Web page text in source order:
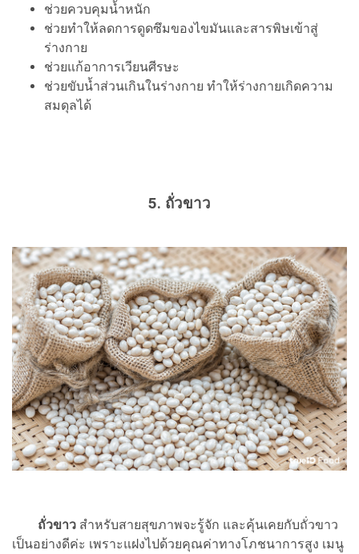
ช่วยควบคุมน้ำหนัก
ช่วยทำให้ลดการดูดซึมของไขมันและสารพิษเข้าสู่
ร่างกาย
ช่วยแก้อาการเวียนศีรษะ
ช่วยขับน้ำส่วนเกินในร่างกาย ทำให้ร่างกายเกิดความ
สมดุลได้
5. ถั่วขาว
ถั่วขาว สำหรับสายสุขภาพจะรู้จัก และคุ้นเคยกับถั่วขาว
เป็นอย่างดีค่ะ เพราะแฝงไปด้วยคุณค่าทางโภชนาการสูง เมนู